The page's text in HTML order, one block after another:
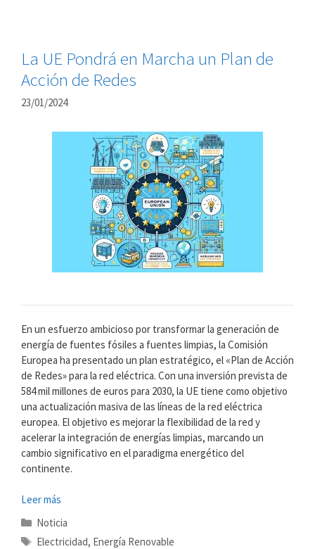
La UE Pondrá en Marcha un Plan de
Acción de Redes
23/01/2024
En un esfuerzo ambicioso por transformar la generación de
energía de fuentes fósiles a fuentes limpias, la Comisión
Europea ha presentado un plan estratégico, el «Plan de Acción
de Redes» para la red eléctrica. Con una inversión prevista de
584 mil millones de euros para 2030, la UE tiene como objetivo
una actualización masiva de las líneas de la red eléctrica
europea. El objetivo es mejorar la flexibilidad de la red y
acelerar la integración de energías limpias, marcando un
cambio significativo en el paradigma energético del
continente.
Leer más
Categorías
Noticia
Etiquetas
Electricidad, Energía Renovable